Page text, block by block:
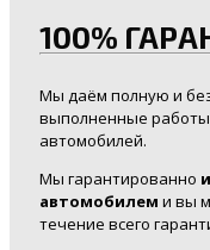
100%
Мы даём полную и
выполненные
автомобилей.
Мы гарантированно
автомобилем и вы
течение всего